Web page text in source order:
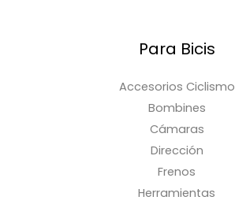
Para Bicis
Accesorios Ciclismo
Bombines
Cámaras
Dirección
Frenos
Herramientas